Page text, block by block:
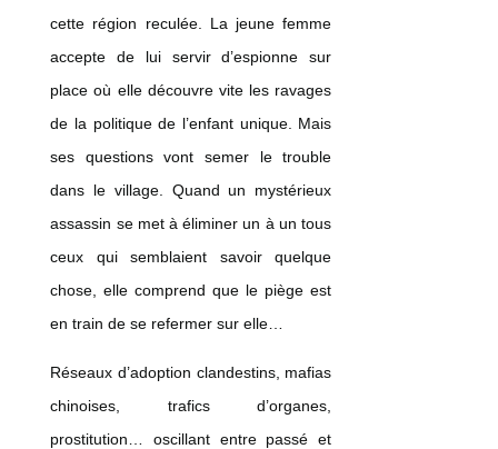
cette région reculée. La jeune femme
accepte de lui servir d’espionne sur
place où elle découvre vite les ravages
de la politique de l’enfant unique. Mais
ses questions vont semer le trouble
dans le village. Quand un mystérieux
assassin se met à éliminer un à un tous
ceux qui semblaient savoir quelque
chose, elle comprend que le piège est
en train de se refermer sur elle…
Réseaux d’adoption clandestins, mafias
chinoises, trafics d’organes,
prostitution… oscillant entre passé et